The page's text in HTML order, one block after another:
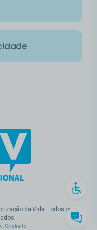
da Vida. Todos os
Criativito